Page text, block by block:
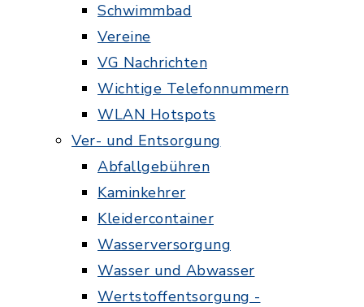
Schwimmbad
Vereine
VG Nachrichten
Wichtige Telefonnummern
WLAN Hotspots
Ver- und Entsorgung
Abfallgebühren
Kaminkehrer
Kleidercontainer
Wasserversorgung
Wasser und Abwasser
Wertstoffentsorgung -